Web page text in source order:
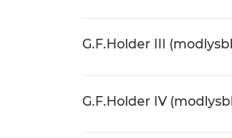
G.F.Holder III
G.F.Holder IV